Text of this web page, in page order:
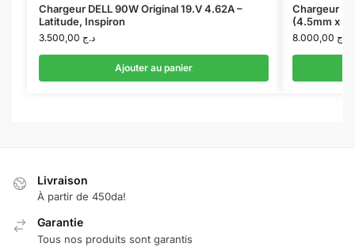
Chargeur DELL 90W Original 19.V 4.62A –
Latitude, Inspiron
د.ج
Ajouter au panier
Chargeur
(4.5mm x
د.ج
Livraison
À partir de 450da!
Garantie
Tous nos produits sont garantis